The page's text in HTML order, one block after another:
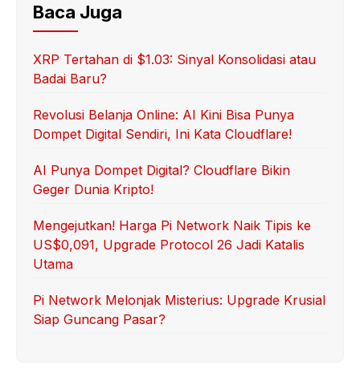
Baca Juga
XRP Tertahan di $1.03: Sinyal Konsolidasi atau
Badai Baru?
Revolusi Belanja Online: AI Kini Bisa Punya
Dompet Digital Sendiri, Ini Kata Cloudflare!
AI Punya Dompet Digital? Cloudflare Bikin
Geger Dunia Kripto!
Mengejutkan! Harga Pi Network Naik Tipis ke
US$0,091, Upgrade Protocol 26 Jadi Katalis
Utama
Pi Network Melonjak Misterius: Upgrade Krusial
Siap Guncang Pasar?